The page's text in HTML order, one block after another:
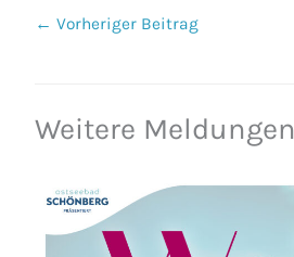
← Vorheriger Beitrag
Weitere Meldungen